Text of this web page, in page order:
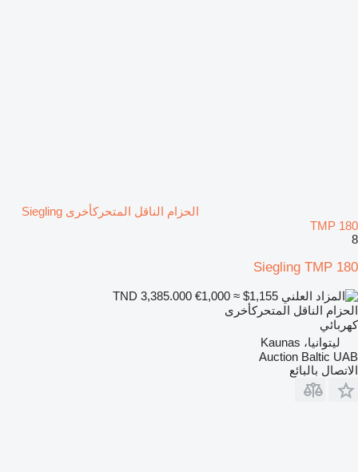
الحزام الناقل المتحركأخرى Siegling
TMP 180
8
Siegling TMP 180
€1,000 ≈ $1,155
الحزام الناقل المتحركأخرى
كهربائي
ليتوانيا، Kaunas
Auction Baltic UAB
الاتصال بالبائع